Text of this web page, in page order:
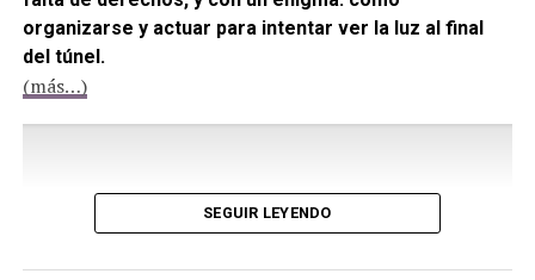
organizarse y actuar para intentar ver la luz al final
del túnel.
(más…)
SEGUIR LEYENDO